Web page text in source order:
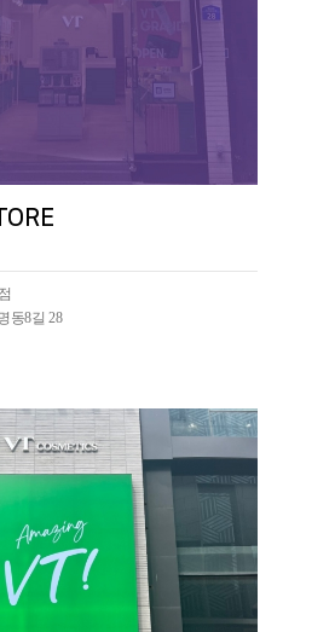
동8길 28
에서 리들샷을 포함한 VT의 전 제품
다.
명동점
길 28 VT코스메틱 명동점
유네스코점
5-1 VT코스메틱 유네스코점
대문점